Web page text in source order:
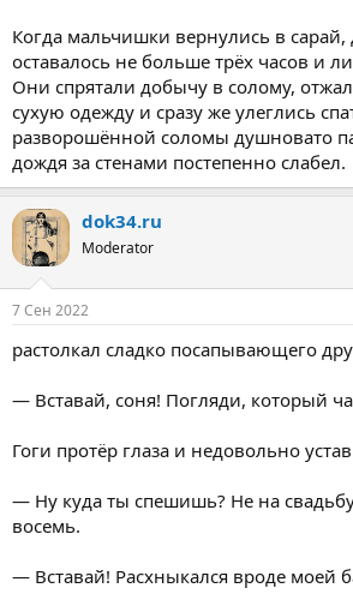
Когда мальчишки вернулись в сарай,
оставалось не больше трёх часов и
Они спрятали добычу в солому,
сухую одежду и сразу же улеглись
разворошённой соломы душновато
дождя за стенами постепенно слабел.
dok34.ru
Moderator
7 Сен 2022
растолкал сладко посапывающего
— Вставай, соня! Погляди, который
Гоги протёр глаза и недовольно
— Ну куда ты спешишь? Не на
восемь.
— Вставай! Расхныкался вроде моей